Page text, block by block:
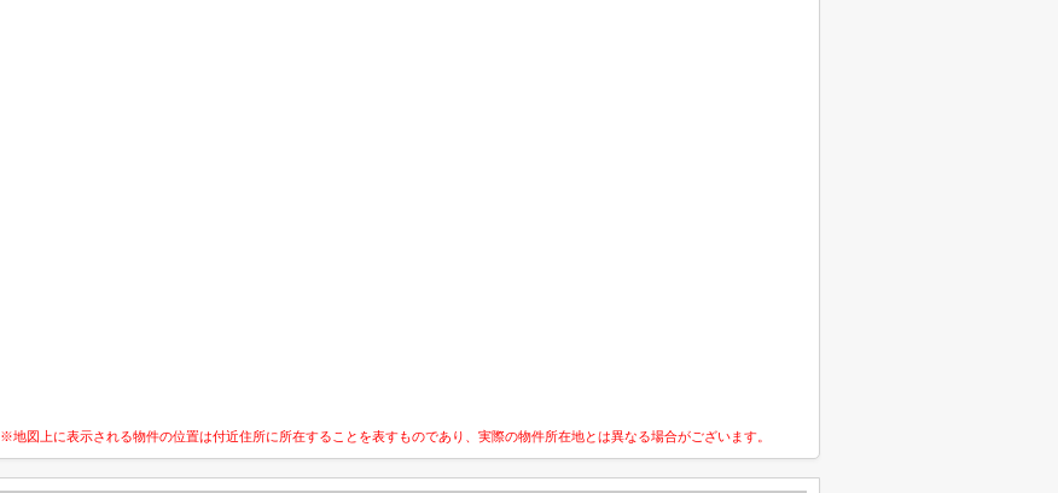
※地図上に表示される物件の位置は付近住所に所在することを表すものであり、実際の物件所在地とは異なる場合がございます。